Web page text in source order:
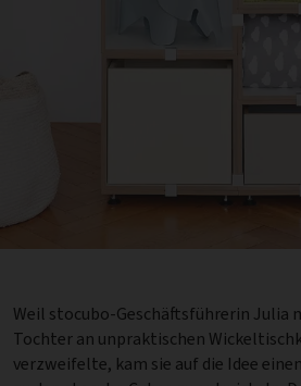
Weil stocubo-Geschäftsführerin Julia
Tochter an unpraktischen
verzweifelte, kam sie auf die Idee